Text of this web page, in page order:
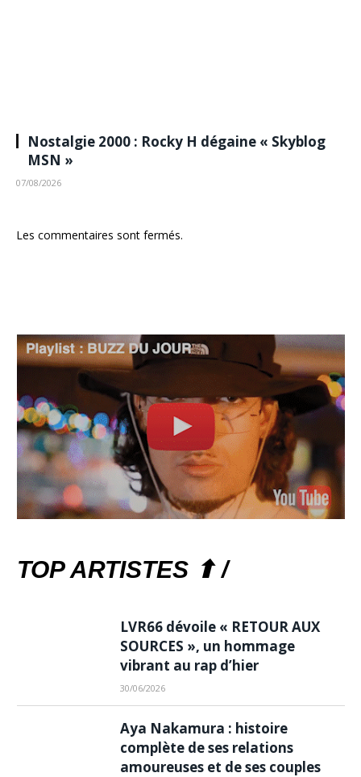
Nostalgie 2000 : Rocky H dégaine « Skyblog
MSN »
07/08/2026
Les commentaires sont fermés.
TOP ARTISTES ⬆ /
LVR66 dévoile « RETOUR AUX
SOURCES », un hommage
vibrant au rap d’hier
30/06/2026
Aya Nakamura : histoire
complète de ses relations
amoureuses et de ses couples